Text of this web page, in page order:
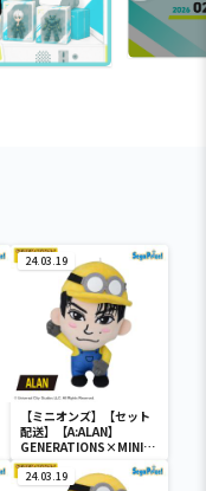
24.03.19
【ミニオンズ】【セット
配送】【A:ALAN】
GENERATIONS×MINIO
N ミニぬいぐるみ～コス
プレデザインVer.1～
24.03.19